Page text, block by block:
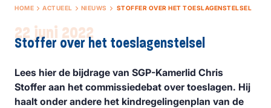
HOME ACTUEEL NIEUWS STOFFER OVER HET TOESLAGENSTELSEL
22 juni 2022
Stoffer over het toeslagenstelsel
Lees hier de bijdrage van SGP-Kamerlid Chris
Stoffer aan het commissiedebat over toeslagen. Hij
haalt onder andere het kindregelingenplan van de